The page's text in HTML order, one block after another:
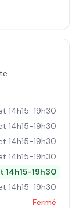
14h15-19h30
14h15-19h30
14h15-19h30
14h15-19h30
19h30
14h15-19h30
Fermé